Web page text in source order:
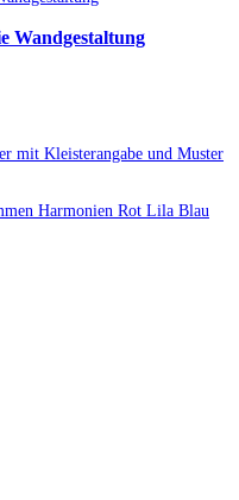
Wandgestaltung
mit Kleisterangabe und Muster
Harmonien Rot Lila Blau